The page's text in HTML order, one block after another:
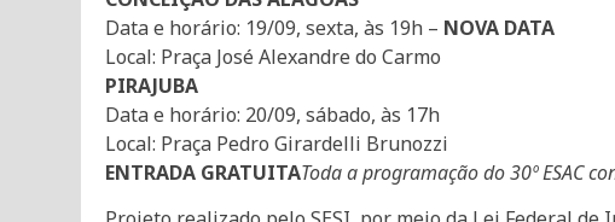
Data e horário: 19/09, sexta, às 19h – NOVA DATA
Local: Praça José Alexandre do Carmo
PIRAJUBA
Data e horário: 20/09, sábado, às 17h
Local: Praça Pedro Girardelli Brunozzi
ENTRADA GRATUITAToda a programação do 30º ESAC